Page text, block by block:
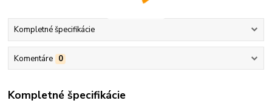
Kompletné špecifikácie
Komentáre 0
Kompletné špecifikácie